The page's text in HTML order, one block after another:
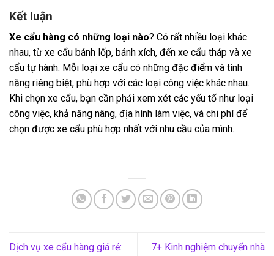
Kết luận
Xe cẩu hàng có những loại nào? Có rất nhiều loại khác
nhau, từ xe cẩu bánh lốp, bánh xích, đến xe cẩu tháp và xe
cẩu tự hành. Mỗi loại xe cẩu có những đặc điểm và tính
năng riêng biệt, phù hợp với các loại công việc khác nhau.
Khi chọn xe cẩu, bạn cần phải xem xét các yếu tố như loại
công việc, khả năng nâng, địa hình làm việc, và chi phí để
chọn được xe cẩu phù hợp nhất với nhu cầu của mình.
Dịch vụ xe cẩu hàng giá rẻ:
7+ Kinh nghiệm chuyển nhà